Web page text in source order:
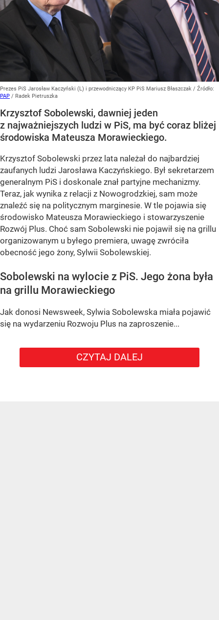
Prezes PiS Jarosław Kaczyński (L) i przewodniczący KP PiS Mariusz Błaszczak / Źródło:
PAP / Radek Pietruszka
Krzysztof Sobolewski, dawniej jeden
z najważniejszych ludzi w PiS, ma być coraz bliżej
środowiska Mateusza Morawieckiego.
Krzysztof Sobolewski przez lata należał do najbardziej
zaufanych ludzi Jarosława Kaczyńskiego. Był sekretarzem
generalnym PiS i doskonale znał partyjne mechanizmy.
Teraz, jak wynika z relacji z Nowogrodzkiej, sam może
znaleźć się na politycznym marginesie. W tle pojawia się
środowisko Mateusza Morawieckiego i stowarzyszenie
Rozwój Plus. Choć sam Sobolewski nie pojawił się na grillu
organizowanym u byłego premiera, uwagę zwróciła
obecność jego żony, Sylwii Sobolewskiej.
Sobolewski na wylocie z PiS. Jego żona była
na grillu Morawieckiego
Jak donosi Newsweek, Sylwia Sobolewska miała pojawić
się na wydarzeniu Rozwoju Plus na zaproszenie...
CZYTAJ DALEJ